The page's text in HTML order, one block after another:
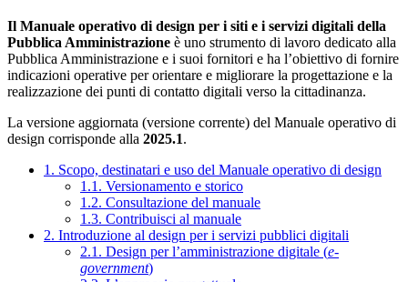
Il Manuale operativo di design per i siti e i servizi digitali della
Pubblica Amministrazione è uno strumento di lavoro dedicato alla
Pubblica Amministrazione e i suoi fornitori e ha l’obiettivo di fornire
indicazioni operative per orientare e migliorare la progettazione e la
realizzazione dei punti di contatto digitali verso la cittadinanza.
La versione aggiornata (versione corrente) del Manuale operativo di
design corrisponde alla 2025.1.
1. Scopo, destinatari e uso del Manuale operativo di design
1.1. Versionamento e storico
1.2. Consultazione del manuale
1.3. Contribuisci al manuale
2. Introduzione al design per i servizi pubblici digitali
2.1. Design per l’amministrazione digitale (e-
government)